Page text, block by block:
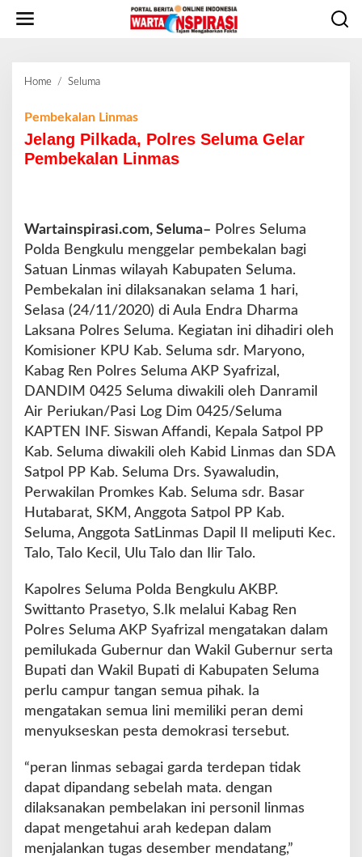
Home / Seluma
l
a
n
g
k
a
,
P
r
e
s
l
u
m
a
e
l
a
P
m
b
e
k
l
a
n
m
a
s
Pembekalan Linmas
Jelang Pilkada, Polres Seluma Gelar
Pembekalan Linmas
Wartainspirasi.com, Seluma– Polres Seluma
Polda Bengkulu menggelar pembekalan bagi
Satuan Linmas wilayah Kabupaten Seluma.
Pembekalan ini dilaksanakan selama 1 hari,
Selasa (24/11/2020) di Aula Endra Dharma
Laksana Polres Seluma. Kegiatan ini dihadiri oleh
Komisioner KPU Kab. Seluma sdr. Maryono,
Kabag Ren Polres Seluma AKP Syafrizal,
DANDIM 0425 Seluma diwakili oleh Danramil
Air Periukan/Pasi Log Dim 0425/Seluma
KAPTEN INF. Siswan Affandi, Kepala Satpol PP
Kab. Seluma diwakili oleh Kabid Linmas dan SDA
Satpol PP Kab. Seluma Drs. Syawaludin,
Perwakilan Promkes Kab. Seluma sdr. Basar
Hutabarat, SKM, Anggota Satpol PP Kab.
Seluma, Anggota SatLinmas Dapil II meliputi Kec.
Talo, Talo Kecil, Ulu Talo dan Ilir Talo.
Kapolres Seluma Polda Bengkulu AKBP.
Swittanto Prasetyo, S.Ik melalui Kabag Ren
Polres Seluma AKP Syafrizal mengatakan dalam
pemilukada Gubernur dan Wakil Gubernur serta
Bupati dan Wakil Bupati di Kabupaten Seluma
perlu campur tangan semua pihak. Ia
mengatakan semua lini memiliki peran demi
menyukseskan pesta demokrasi tersebut.
“peran linmas sebagai garda terdepan tidak
dapat dipandang sebelah mata. dengan
dilaksanakan pembelakan ini personil linmas
dapat mengetahui arah kedepan dalam
menjalankan tugas desember mendatang,”